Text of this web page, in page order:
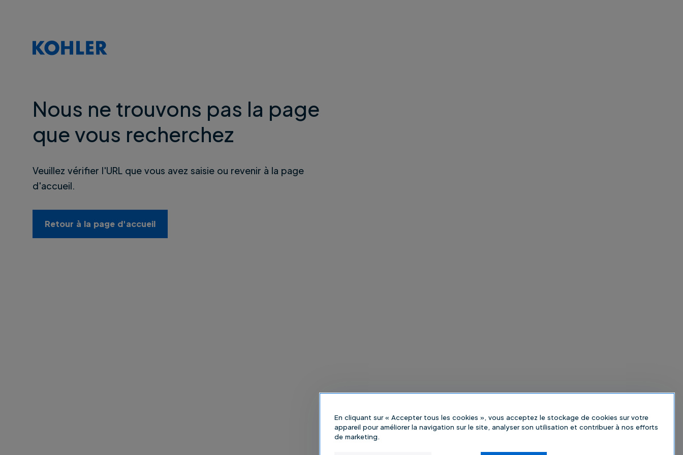
Nous ne trouvons pas la page
que vous recherchez
Veuillez vérifier l'URL que vous avez saisie ou revenir à la page
d'accueil.
Retour à la page d'accueil
En cliquant sur « Accepter tous les cookies », vous acceptez le stockage de cookies sur votre
appareil pour améliorer la navigation sur le site, analyser son utilisation et contribuer à nos efforts
de marketing.